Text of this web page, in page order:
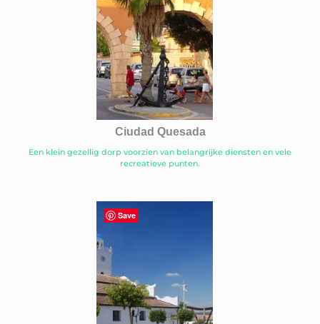
Ciudad Quesada
Een klein gezellig dorp voorzien van belangrijke diensten en vele
recreatieve punten.
Save